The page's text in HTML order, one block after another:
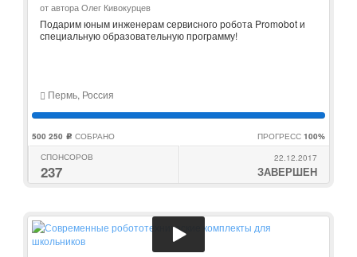
от автора Олег Кивокурцев
Подарим юным инженерам сервисного робота Promobot и
специальную образовательную программу!
Пермь, Россия
500 250 c СОБРАНО ПРОГРЕСС 100%
СПОНСОРОВ
237
22.12.2017
ЗАВЕРШЕН